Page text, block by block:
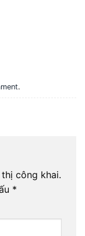
.
công khai.
*